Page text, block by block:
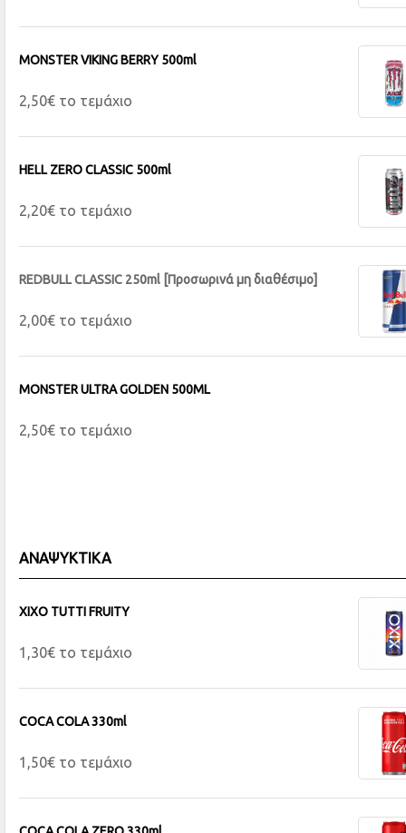
MONSTER VIKING BERRY 500ml
2,50€ το τεμάχιο
HELL ZERO CLASSIC 500ml
2,20€ το τεμάχιο
REDBULL CLASSIC 250ml [Προσωρινά μη διαθέσιμο]
2,00€ το τεμάχιο
MONSTER ULTRA GOLDEN 500ML
2,50€ το τεμάχιο
ΑΝΑΨΥΚΤΙΚΑ
XIXO TUTTI FRUITY
1,30€ το τεμάχιο
COCA COLA 330ml
1,50€ το τεμάχιο